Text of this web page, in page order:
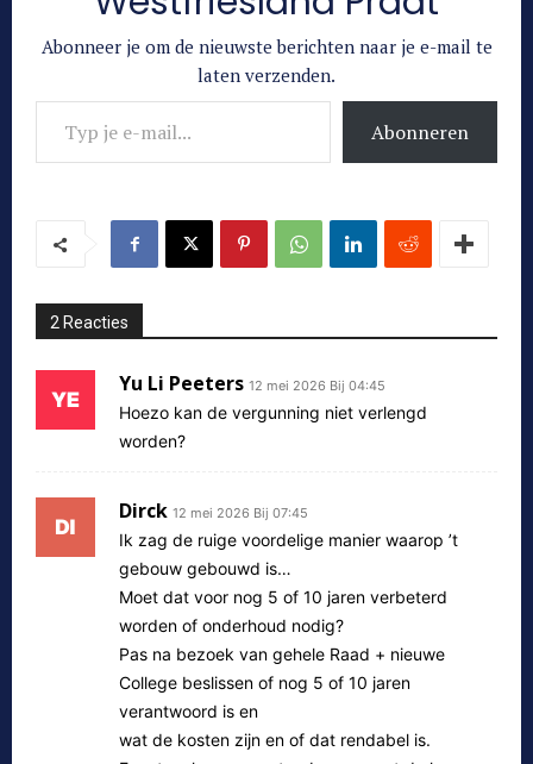
Abonneer je om de nieuwste berichten naar je e-mail te
laten verzenden.
Typ je e-mail...
Abonneren
2 Reacties
Yu Li Peeters 12 mei 2026 Bij 04:45
Hoezo kan de vergunning niet verlengd
worden?
Dirck 12 mei 2026 Bij 07:45
Ik zag de ruige voordelige manier waarop ’t
gebouw gebouwd is…
Moet dat voor nog 5 of 10 jaren verbeterd
worden of onderhoud nodig?
Pas na bezoek van gehele Raad + nieuwe
College beslissen of nog 5 of 10 jaren
verantwoord is en
wat de kosten zijn en of dat rendabel is.